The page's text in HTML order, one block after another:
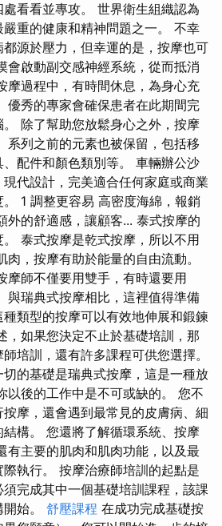
看看並專攻。 世界衛生組織認為
重的健康和精神問題之一。 不幸
源於壓力，但幸運的是，按摩也可
會啟動副交感神經系統，從而抵消
摩過程中，有時間休息，為身心充
優秀的專家會確保患者在此期間完
除了幫助您放鬆身心之外，按摩
系列之前的元素也被保留，包括移
配件和顏色類別等。 車輛辦公沙
代設計，完美適合任何家庭或商業
1 調整更容易 高密度海綿，報銷
外的舒適感，讓顧客... 泰式按摩的
泰式按摩是乾式按摩，所以不用
，按摩有助於能量的自由流動。
摩師不僅要用雙手，有時還要用
與瑞典式按摩相比，這裡值得準備
類型的按摩可以有效地伸展和鍛鍊
，如果您決定不止於基礎培訓，那
培訓，還有許多課程可供您選擇。
的基礎是瑞典式按摩，這是一種放
以後的工作中是不可或缺的。 您不
摩，還會遇到最常見的皮膚病、細
構。 您還將了解循環系統、按摩
有主要的肌肉和肌肉功能，以及最
執行。 按摩治療師培訓的起點是
完成其中一個基礎培訓課程，該課
始。 舒壓課程 在成功完成基礎按